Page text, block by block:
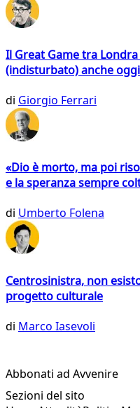
Il Great Game tra
(indisturbato) anche oggi
di Giorgio Ferrari
«Dio è morto, ma poi
e la speranza sempre
di Umberto Folena
Centrosinistra, non
progetto culturale
di Marco Iasevoli
Abbonati ad Avvenire
Sezioni del sito